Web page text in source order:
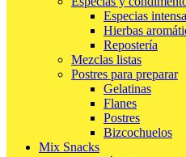
Especias
Hierbas
Repostería
Mezclas listas
Postres para preparar
Gelatinas
Flanes
Postres
Bizcochuelos
Mix Snacks